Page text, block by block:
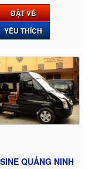
ĐẶT VÉ
YÊU THÍCH
QUẢNG NINH